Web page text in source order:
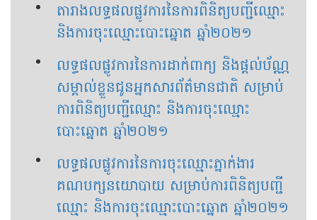
តារាងលទ្ធផលផ្លូវការ​នៃការពិនិត្យបញ្ជីឈ្មោះ
និងការចុះឈ្មោះបោះឆ្នោត ឆ្នាំ២០២១
លទ្ធផលផ្លូវការនៃការដាក់ពាក្យ និងផ្ដល់ប័ណ្ណ
សម្គាល់ខ្លួនជូនអ្នកសារព័ត៌មានជាតិ សម្រាប់
ការពិនិត្យបញ្ជីឈ្មោះ និងការចុះឈ្មោះ
បោះឆ្នោត ឆ្នាំ២០២១
លទ្ធផលផ្លូវការ​នៃការចុះឈ្មោះភ្នាក់ងារ
គណបក្សនយោបាយ សម្រាប់ការពិនិត្យបញ្ជី
ឈ្មោះ និងការចុះឈ្មោះបោះឆ្នោត ឆ្នាំ២០២១